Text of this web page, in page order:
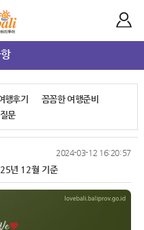
행후기
꼼꼼한 여행준비
문
2024-03-12 16:20:57
년 12월 기준